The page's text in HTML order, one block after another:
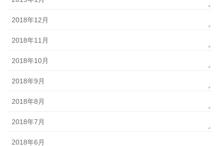
2018年12月
2018年11月
2018年10月
2018年9月
2018年8月
2018年7月
2018年6月